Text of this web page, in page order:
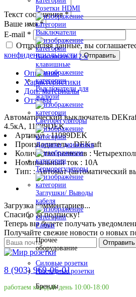
Розетки HDMI
Выключатели
Выключатели 2-х
клавишные
Выключатели для
жалюзи
Светорегуляторы
Датчики движения
Терморегуляторы
Заглушки/ Выводы
кабеля
Рамки
Прочее
оборудование
Силовые розетки
Накладные розетки
Бренды
Текст сообщения*
Ваше имя*
E-mail *
Отправляя данные, вы
конфиденциальности
Отправить
Описание
Характеристики
Доп. материалы
Отзывы
Автоматический выключатель
4.5кА, 11089DEK
Артикул : 11089DEK
Производитель : DEKraft
Количество полюсов :
Номинальный ток : 10A
Тип: : Автомат (автоматический
Загрузка комментариев...
Спасибо за подписку!
Теперь вы будете получать
Получайте свежие новости о новых
Отправить
8 (903) 969-06-01
работаем каждый день 10:00-18:00